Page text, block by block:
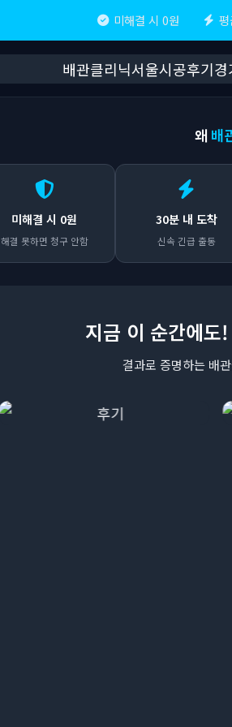
미해결 시 0원
배관클리닉서울시공후기
왜 배
미해결 시 0원
해결 못하면 청구 안함
30분 내 도착
신속 긴급 출동
지금 이 순간에도!
결과로 증명하는 배